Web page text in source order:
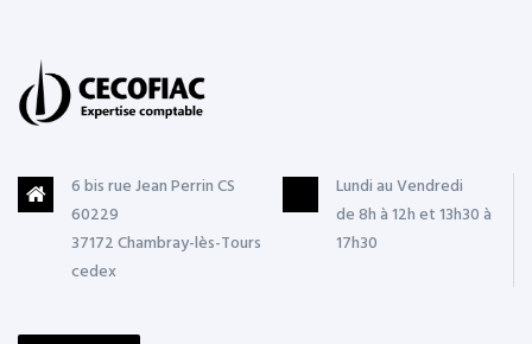
6 bis rue Jean Perrin CS
60229
37172 Chambray-lès-Tours
cedex
Lundi au Vendredi
de 8h à 12h et 13h30 à
17h30